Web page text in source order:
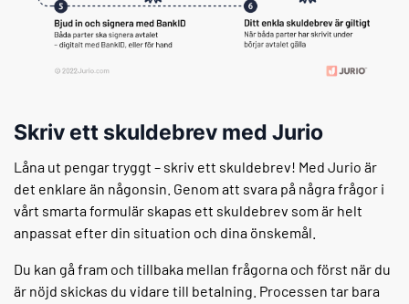
Skriv ett skuldebrev med Jurio
Låna ut pengar tryggt – skriv ett skuldebrev! Med Jurio är
det enklare än någonsin. Genom att svara på några frågor i
vårt smarta formulär skapas ett skuldebrev som är helt
anpassat efter din situation och dina önskemål.
Du kan gå fram och tillbaka mellan frågorna och först när du
är nöjd skickas du vidare till betalning. Processen tar bara